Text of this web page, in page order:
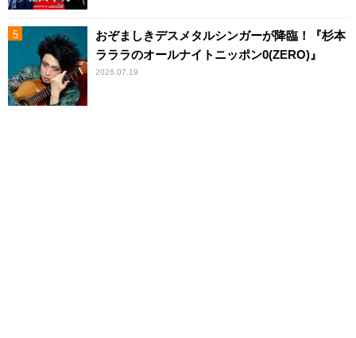
おぞましきデスメタルシンガーが降臨！『杉本
ラララのオールナイトニッポン0(ZERO)』
2026.07.19